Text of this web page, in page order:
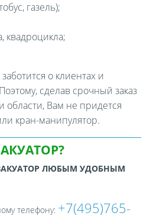
газель);
квадроцикла;
о клиентах и
сделав срочный заказ
области, Вам не придется
кран-манипулятор.
ЛЮБЫМ УДОБНЫМ
телефону: +7(495)765-